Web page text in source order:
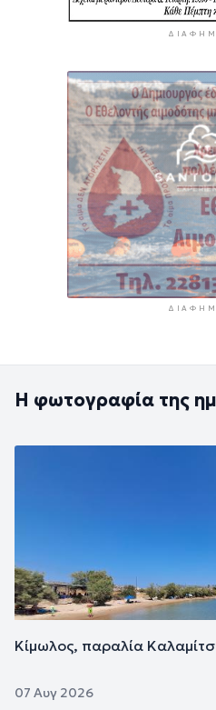
Η φωτογραφία της
Κίμωλος, παραλία
07 Αυγ 2026